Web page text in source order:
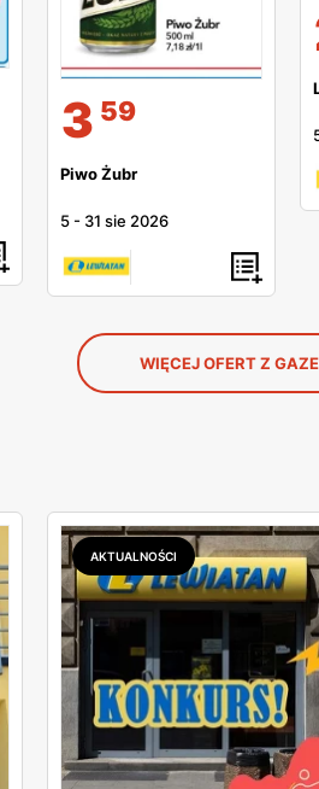
3 59
Piwo Żubr
5 - 31 sie 2026
WIĘCEJ OFERT Z
AKTUALNOŚCI